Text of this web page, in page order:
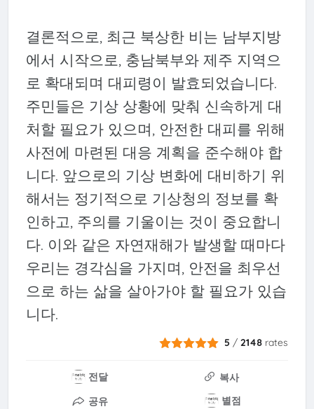
결론적으로, 최근 북상한 비는 남부지방
에서 시작으로, 충남북부와 제주 지역으
로 확대되며 대피령이 발효되었습니다.
주민들은 기상 상황에 맞춰 신속하게 대
처할 필요가 있으며, 안전한 대피를 위해
사전에 마련된 대응 계획을 준수해야 합
니다. 앞으로의 기상 변화에 대비하기 위
해서는 정기적으로 기상청의 정보를 확
인하고, 주의를 기울이는 것이 중요합니
다. 이와 같은 자연재해가 발생할 때마다
우리는 경각심을 가지며, 안전을 최우선
으로 하는 삶을 살아가야 할 필요가 있습
니다.
5 /2148 rates
전달
복사
공유
별점